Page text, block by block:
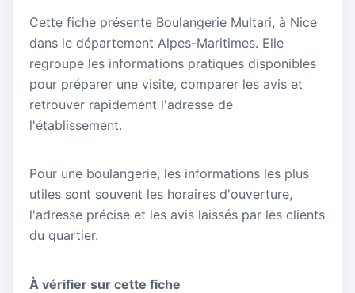
Cette fiche présente Boulangerie Multari, à Nice
dans le département Alpes-Maritimes. Elle
regroupe les informations pratiques disponibles
pour préparer une visite, comparer les avis et
retrouver rapidement l'adresse de
l'établissement.
Pour une boulangerie, les informations les plus
utiles sont souvent les horaires d'ouverture,
l'adresse précise et les avis laissés par les clients
du quartier.
À vérifier sur cette fiche